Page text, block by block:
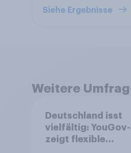
Siehe Ergebnisse
Weitere
Deutschland isst
vielfältig:
zeigt flexible